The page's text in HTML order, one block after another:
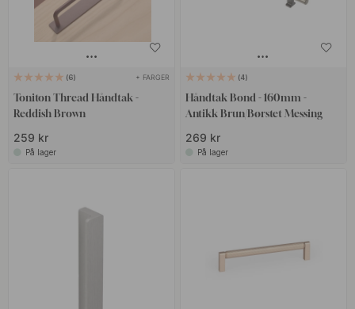
6 + FARGER
Toniton Thread Håndtak -
Reddish Brown
259 kr
På lager
4
Håndtak Bond - 160mm -
Antikk Brun/Børstet Messing
269 kr
På lager